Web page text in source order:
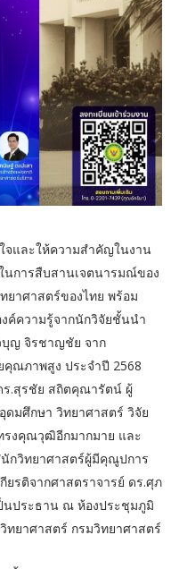
และให้ความสำคัญในงาน
นการสืบสานเจตนารมณ์ของ
ยาศาสตร์ของไทย พร้อม
ค์ความรู้จากนักวิจัยชั้นนำ
บุญ จิรชาญชัย จาก
ณภาพสูง ประจำปี 2568
ร.สุรชัย สถิตคุณารัตน์ ผู้
ดมศึกษา วิทยาศาสตร์ วิจัย
รงคุณวุฒิอีกมากมาย และ
กวิทยาศาสตร์ผู้มีคุณูปการ
ยรติจากศาสตราจารย์ ดร.ศุภ
ประธาน ณ ห้องประชุมภูมิ
ยาศาสตร์ กรมวิทยาศาสตร์